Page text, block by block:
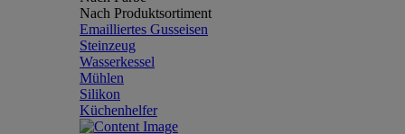
Nach Produktsortiment
Emailliertes Gusseisen
Steinzeug
Wasserkessel
Mühlen
Silikon
Küchenhelfer